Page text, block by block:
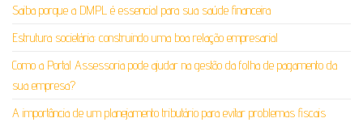
Saiba porque a DMPL é essencial para sua saúde financeira
Estrutura societária: construindo uma boa relação empresarial
Como a Portal Assessoria pode ajudar na gestão da folha de pagamento da
sua empresa?
A importância de um planejamento tributário para evitar problemas fiscais